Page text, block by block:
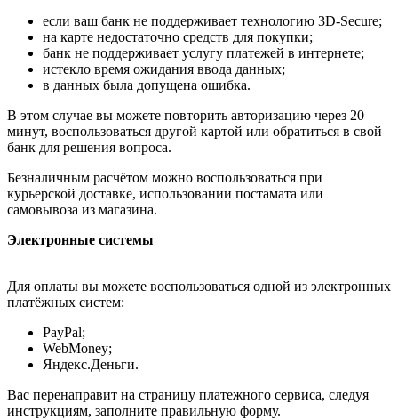
если ваш банк не поддерживает технологию 3D-Secure;
на карте недостаточно средств для покупки;
банк не поддерживает услугу платежей в интернете;
истекло время ожидания ввода данных;
в данных была допущена ошибка.
В этом случае вы можете повторить авторизацию через 20
минут, воспользоваться другой картой или обратиться в свой
банк для решения вопроса.
Безналичным расчётом можно воспользоваться при
курьерской доставке, использовании постамата или
самовывоза из магазина.
Электронные системы
Для оплаты вы можете воспользоваться одной из электронных
платёжных систем:
PayPal;
WebMoney;
Яндекс.Деньги.
Вас перенаправит на страницу платежного сервиса, следуя
инструкциям, заполните правильную форму.